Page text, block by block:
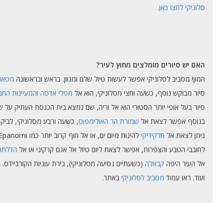
סלוניקי לחצו כאן.
האם יש סיורים מומלצים מחוץ לעיר?
המון! מסביב לסלוניקי אפשר לעשות טיול שלם ומגוון. בראש ובראשונה
סיור מבוקש נוסף, כשעה וחצי מסלוניקי, הוא אל מפלי אדסה והמעיינות
סיור בעל אופי יותר הסטורי הוא אל וריה, שם נמצא בית הכנסת העתיק
בנוסף אפשר לצאת אל שמורת הר האולימפוס, כשעה ורבע מסלוניקי,
ניתן לצאת אל חלקידיקי להינות מיום ים, או אל חוף קרוב יותר כמו Epanomi
לחובבי הטבע והצפרות, אפשר לצאת ליום טיול אל אגם קרקיני או אל
אל העיר היפה קבאלה (כשעתיים נסיעה מסלוניקי), בירת עוגיות הקורביידס.
ועוד. ראו עמוד מסביב לסלוניקי באתר.